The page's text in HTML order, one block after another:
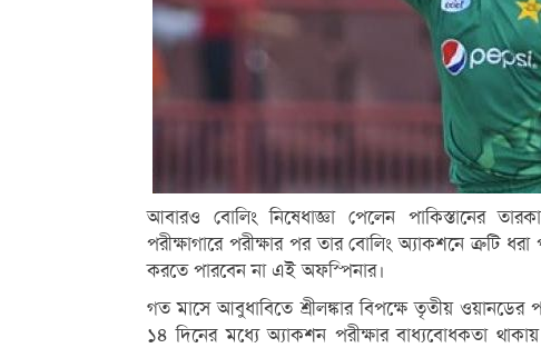
আবারও বোলিং নিষেধাজ্ঞা পেলেন পাকিস্তানের
পরীক্ষাগারে পরীক্ষার পর তার বোলিং অ্যাকশনে ত্রুটি
করতে পারবেন না এই অফস্পিনার।
গত মাসে আবুধাবিতে শ্রীলঙ্কার বিপক্ষে তৃতীয় ওয়ানডের
১৪ দিনের মধ্যে অ্যাকশন পরীক্ষার বাধ্যবোধকতা